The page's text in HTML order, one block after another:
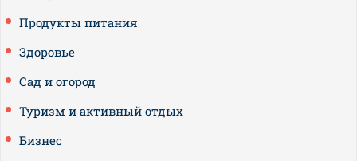
Продукты питания
Здоровье
Сад и огород
Туризм и активный отдых
Бизнес